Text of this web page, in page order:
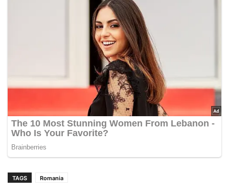
TAGS Romania